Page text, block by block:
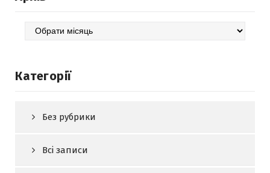
Архів
Категорії
Без рубрики
Всі записи